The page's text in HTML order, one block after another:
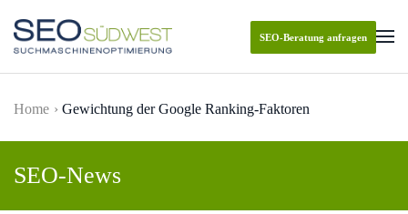
Skip to main content
SEO-Beratung anfragen
Home Gewichtung der Google Ranking-Faktoren
SEO-News